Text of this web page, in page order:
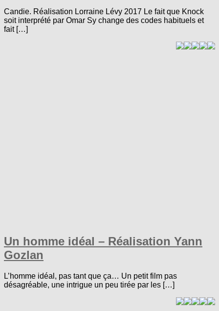
Candie. Réalisation Lorraine Lévy 2017 Le fait que Knock
soit interprété par Omar Sy change des codes habituels et
fait […]
Un homme idéal – Réalisation Yann
Gozlan
L’homme idéal, pas tant que ça… Un petit film pas
désagréable, une intrigue un peu tirée par les […]